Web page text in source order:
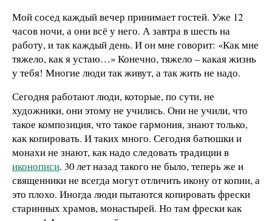
Мой сосед каждый вечер принимает гостей. Уже 12
часов ночи, а они всё у него. А завтра в шесть на
работу, и так каждый день. И он мне говорит: «Как мне
тяжело, как я устаю…» Конечно, тяжело – какая жизнь
у тебя! Многие люди так живут, а так жить не надо.
Сегодня работают люди, которые, по сути, не
художники, они этому не учились. Они не учили, что
такое композиция, что такое гармония, знают только,
как копировать. И таких много. Сегодня батюшки и
монахи не знают, как надо следовать традиции в
иконописи. 30 лет назад такого не было, теперь же и
священники не всегда могут отличить икону от копии, а
это плохо. Иногда люди пытаются копировать фрески
старинных храмов, монастырей. Но там фрески как